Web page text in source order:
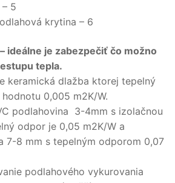
5
krytina – 6
ideálne je zabezpečiť čo možno
tepla.
keramická dlažba ktorej tepelný
0,005 m2K/W.
podlahovina 3-4mm s izolačnou
odpor je 0,05 m2K/W a
7-8 mm s tepelným odporom 0,07
podlahového vykurovania